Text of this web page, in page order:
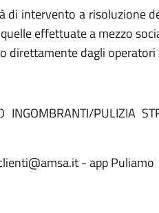
intervento a risoluzione
effettuate a mezzo
direttamente dagli
INGOMBRANTI/PULIZIA
- app Puliamo